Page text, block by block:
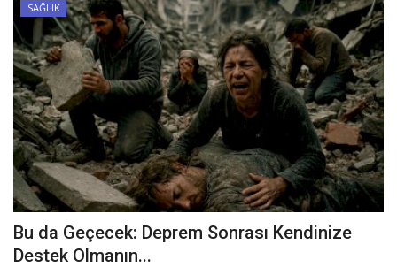
SAĞLIK
Bu da Geçecek: Deprem Sonrası Kendinize
Destek Olmanın...